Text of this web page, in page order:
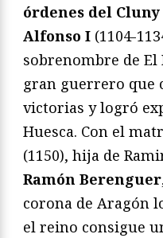
órdenes del
Alfonso I (1104-
sobrenombre de
gran guerrero que
victorias y logró
Huesca. Con el
(1150), hija de
Ramón Berenguer
corona de Aragón
el reino consigue